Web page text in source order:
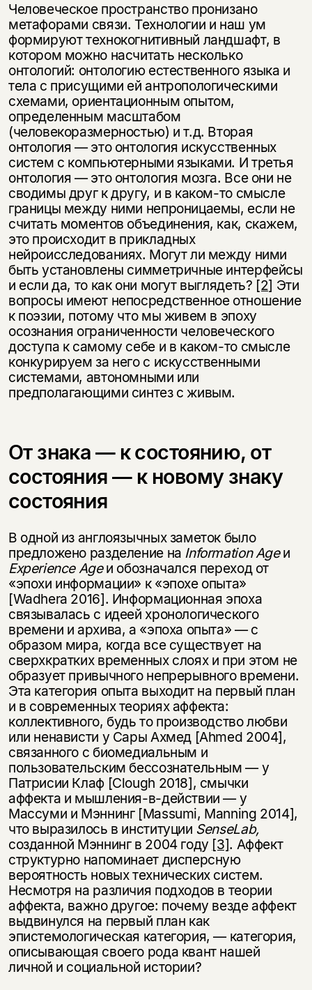
Человеческое пространство пронизано
метафорами связи. Технологии и наш ум
формируют технокогнитивный ландшафт, в
котором можно насчитать несколько
онтологий: онтологию естественного языка и
тела с присущими ей антропологическими
схемами, ориентационным опытом,
определенным масштабом
(человекоразмерностью) и т.д. Вторая
онтология — это онтология искусственных
систем с компьютерными языками. И третья
онтология — это онтология мозга. Все они не
сводимы друг к другу, и в каком-то смысле
границы между ними непроницаемы, если не
считать моментов объединения, как, скажем,
это происходит в прикладных
нейроисследованиях. Могут ли между ними
быть установлены симметричные интерфейсы
и если да, то как они могут выглядеть? [2] Эти
вопросы имеют непосредственное отношение
к поэзии, потому что мы живем в эпоху
осознания ограниченности человеческого
доступа к самому себе и в каком-то смысле
конкурируем за него с искусственными
системами, автономными или
предполагающими синтез с живым.
От знака — к состоянию, от
состояния — к новому знаку
состояния
В одной из англоязычных заметок было
предложено разделение на Information Ageи
Experience Ageи обозначался переход от
«эпохи информации» к «эпохе опыта»
[Wadhera 2016]. Информационная эпоха
связывалась с идеей хронологического
времени и архива, а «эпоха опыта» — с
образом мира, когда все существует на
сверхкратких временных слоях и при этом не
образует привычного непрерывного времени.
Эта категория опыта выходит на первый план
и в современных теориях аффекта:
коллективного, будь то производство любви
или ненависти у Сары Ахмед [Ahmed 2004],
связанного с биомедиальным и
пользовательским бессознательным — у
Патрисии Клаф [Clough 2018], смычки
аффекта и мышления-в-действии — у
Массуми и Мэннинг [Massumi, Manning 2014],
что выразилось в институции SenseLab,
созданной Мэннинг в 2004 году [3]. Аффект
структурно напоминает дисперсную
вероятность новых технических систем.
Несмотря на различия подходов в теории
аффекта, важно другое: почему везде аффект
выдвинулся на первый план как
эпистемологическая категория, — категория,
описывающая своего рода квант нашей
личной и социальной истории?